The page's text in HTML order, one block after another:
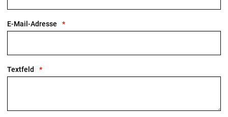
E-Mail-Adresse
Textfeld